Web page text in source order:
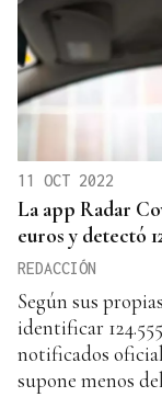
11 OCT 2022
La app Radar
euros y detectó
REDACCIÓN
Según sus
identificar
notificados
supone menos